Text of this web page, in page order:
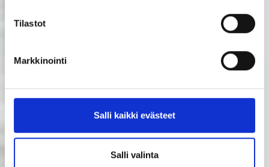
Tilastot
Markkinointi
Salli kaikki evästeet
Salli valinta